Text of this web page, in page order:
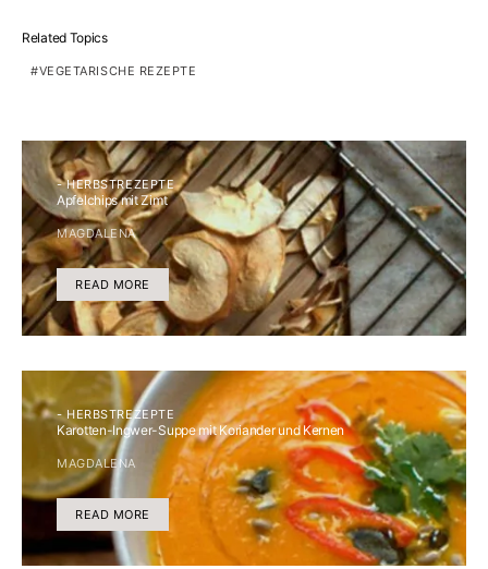
Related Topics
VEGETARISCHE REZEPTE
- HERBSTREZEPTE
Apfelchips mit Zimt
MAGDALENA
READ MORE
- HERBSTREZEPTE
Karotten-Ingwer-Suppe mit Koriander und Kernen
MAGDALENA
READ MORE